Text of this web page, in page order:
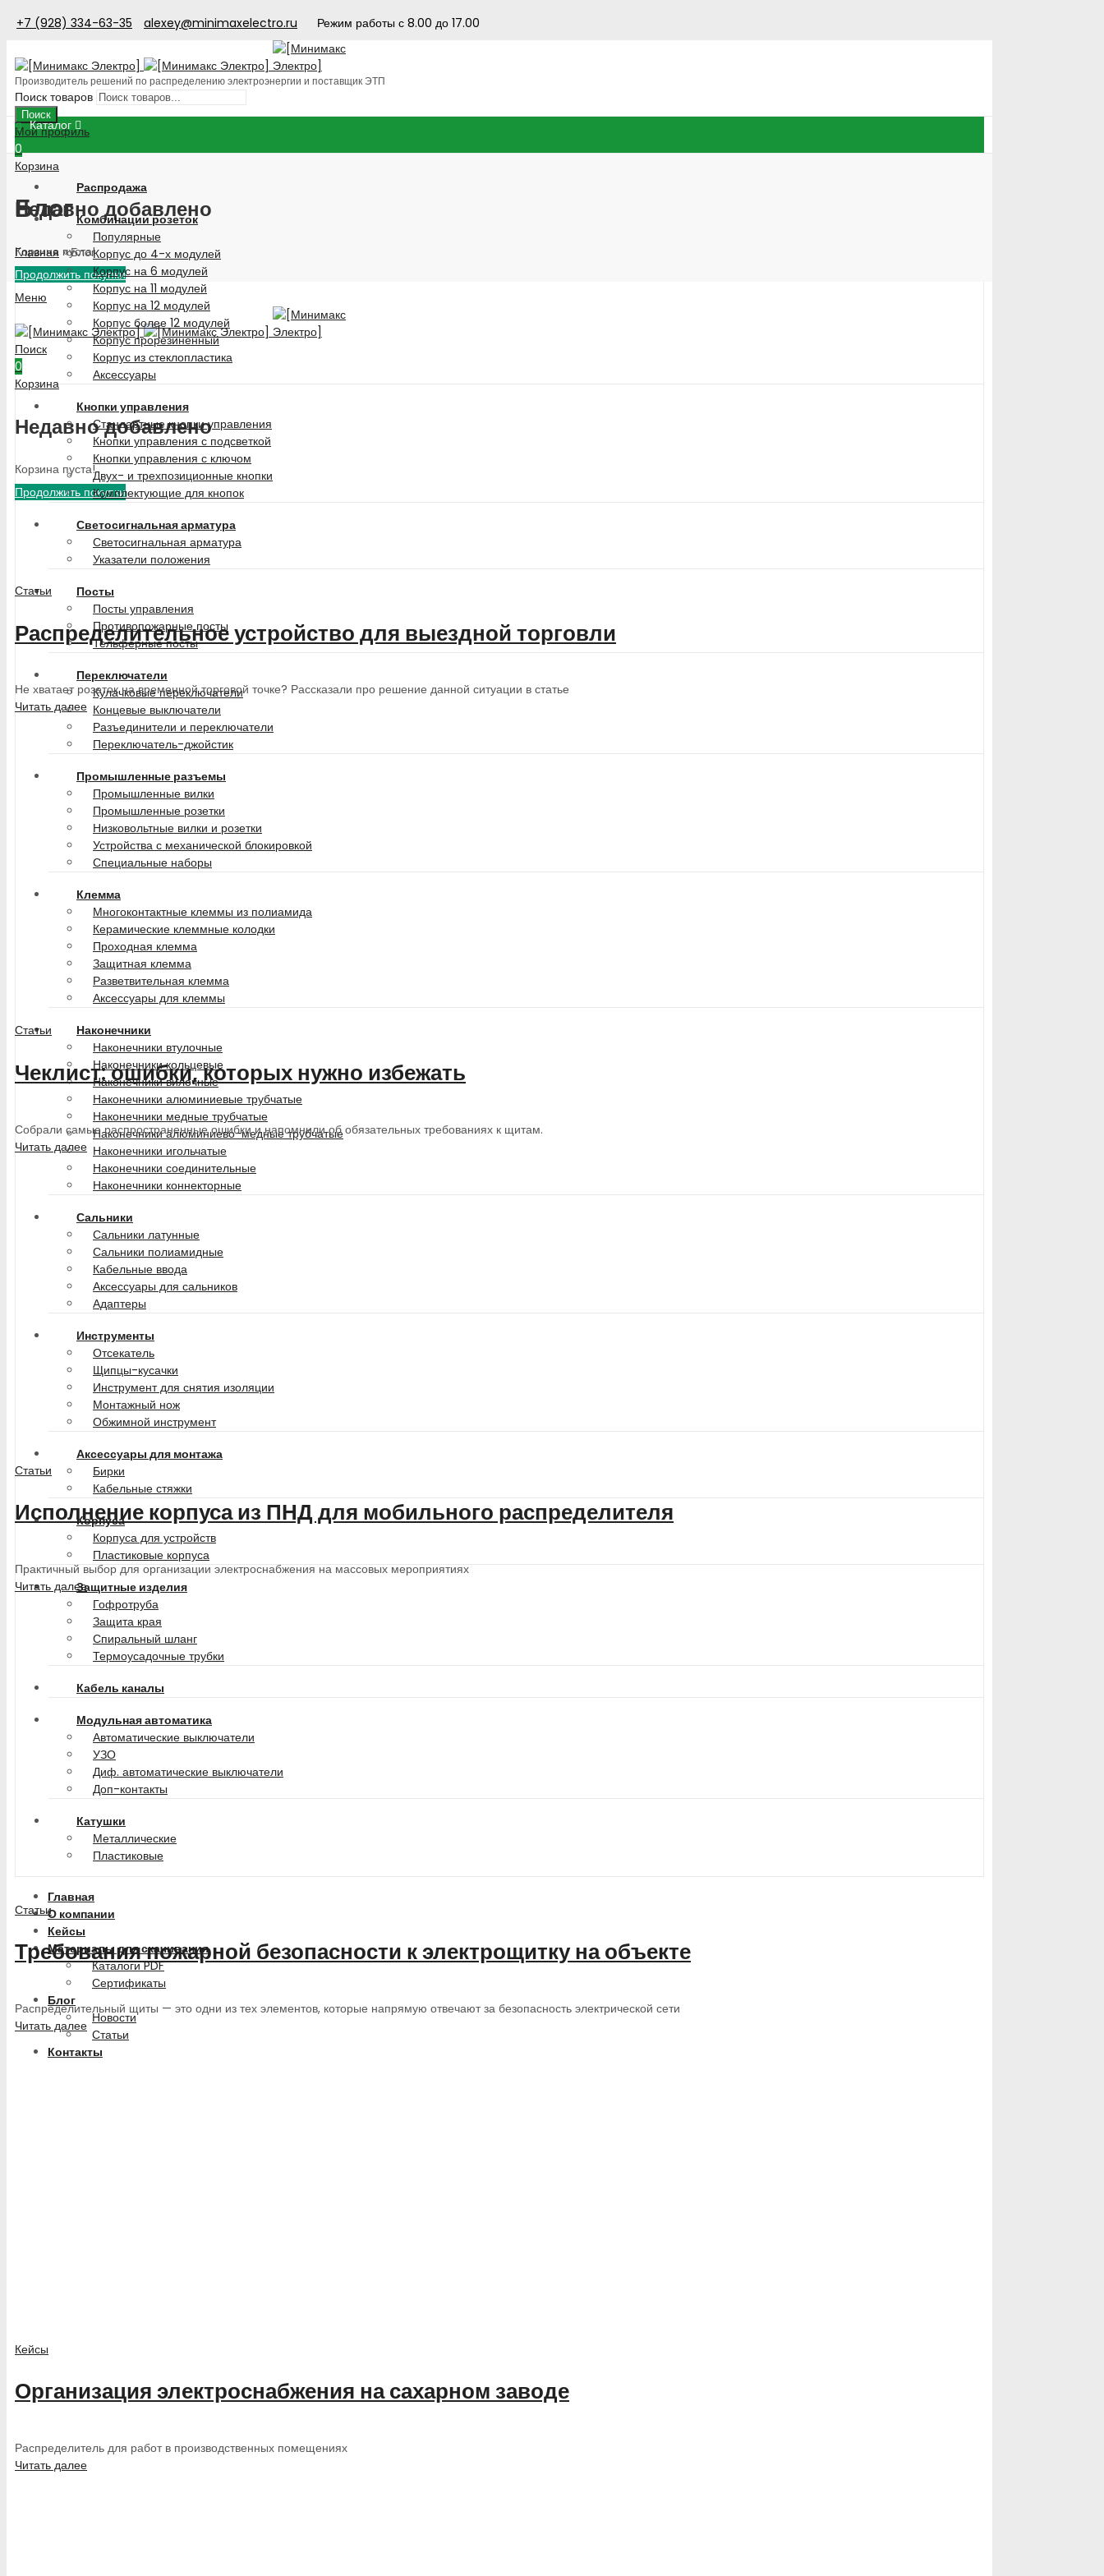
+7 (928) 334-63-35 alexey@minimaxelectro.ru Режим работы с 8.00 до 17.00
Производитель решений по распределению электроэнергии и поставщик ЭТП
Поиск товаров
Поиск
Мой профиль
0
Корзина
Недавно добавлено
Корзина пуста!
Продолжить покупки
Меню
Поиск
0
Корзина
Недавно добавлено
Корзина пуста!
Продолжить покупки
Каталог
Распродажа
Комбинации розеток
Популярные
Корпус до 4-х модулей
Корпус на 6 модулей
Корпус на 11 модулей
Корпус на 12 модулей
Корпус более 12 модулей
Корпус прорезиненный
Корпус из стеклопластика
Аксессуары
Кнопки управления
Стандартные кнопки управления
Кнопки управления с подсветкой
Кнопки управления с ключом
Двух- и трехпозиционные кнопки
Комплектующие для кнопок
Светосигнальная арматура
Светосигнальная арматура
Указатели положения
Посты
Посты управления
Противопожарные посты
Тельферные посты
Переключатели
Кулачковые переключатели
Концевые выключатели
Разъединители и переключатели
Переключатель-джойстик
Промышленные разъемы
Промышленные вилки
Промышленные розетки
Низковольтные вилки и розетки
Устройства с механической блокировкой
Специальные наборы
Клемма
Многоконтактные клеммы из полиамида
Керамические клеммные колодки
Проходная клемма
Защитная клемма
Разветвительная клемма
Аксессуары для клеммы
Наконечники
Наконечники втулочные
Наконечники кольцевые
Наконечники вилочные
Наконечники алюминиевые трубчатые
Наконечники медные трубчатые
Наконечники алюминиево-медные трубчатые
Наконечники игольчатые
Наконечники соединительные
Наконечники коннекторные
Сальники
Сальники латунные
Сальники полиамидные
Кабельные ввода
Аксессуары для сальников
Адаптеры
Инструменты
Отсекатель
Щипцы-кусачки
Инструмент для снятия изоляции
Монтажный нож
Обжимной инструмент
Аксессуары для монтажа
Бирки
Кабельные стяжки
Корпуса
Корпуса для устройств
Пластиковые корпуса
Защитные изделия
Гофротруба
Защита края
Спиральный шланг
Термоусадочные трубки
Кабель каналы
Модульная автоматика
Автоматические выключатели
УЗО
Диф. автоматические выключатели
Доп-контакты
Катушки
Металлические
Пластиковые
Главная
О компании
Кейсы
Материалы для скачивания
Каталоги PDF
Сертификаты
Блог
Новости
Статьи
Контакты
Блог
Главная »Блог
Статьи
Распределительное устройство для выездной торговли
Не хватает розеток на временной торговой точке? Рассказали про решение данной ситуации в статье
Читать далее
Статьи
Чеклист: ошибки, которых нужно избежать
Собрали самые распространенные ошибки и напомнили об обязательных требованиях к щитам.
Читать далее
Статьи
Исполнение корпуса из ПНД для мобильного распределителя
Практичный выбор для организации электроснабжения на массовых мероприятиях
Читать далее
Статьи
Требования пожарной безопасности к электрощитку на объекте
Распределительный щиты — это одни из тех элементов, которые напрямую отвечают за безопасность электрической сети
Читать далее
Кейсы
Организация электроснабжения на сахарном заводе
Распределитель для работ в производственных помещениях
Читать далее